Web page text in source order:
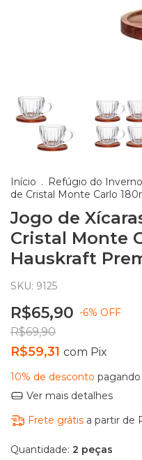
Início . Refúgio do Inverno
de Cristal Monte Carlo
Jogo de
Cristal Monte
Hauskraft
SKU: 9125
R$65,90 -6% OFF
R$69,90
R$59,31 com Pix
10% de desconto
Ver mais detalhes
Frete grátis a partir de
Quantidade: 2 peças